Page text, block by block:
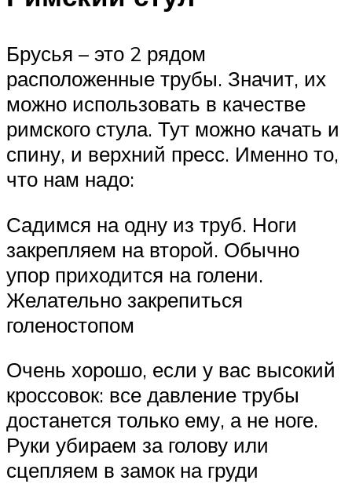
Брусья – это 2 рядом
расположенные трубы. Значит, их
можно использовать в качестве
римского стула. Тут можно качать и
спину, и верхний пресс. Именно то,
что нам надо:
Садимся на одну из труб. Ноги
закрепляем на второй. Обычно
упор приходится на голени.
Желательно закрепиться
голеностопом
Очень хорошо, если у вас высокий
кроссовок: все давление трубы
достанется только ему, а не ноге.
Руки убираем за голову или
сцепляем в замок на груди